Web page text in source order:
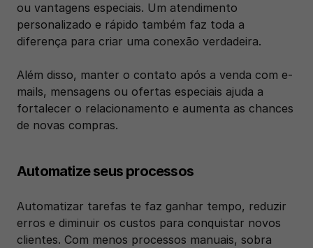
ou vantagens especiais. Um atendimento
personalizado e rápido também faz toda a
diferença para criar uma conexão verdadeira.
Além disso, manter o contato após a venda com e-
mails, mensagens ou ofertas especiais ajuda a
fortalecer o relacionamento e aumenta as chances
de novas compras.
Automatize seus processos
Automatizar tarefas te faz ganhar tempo, reduzir
erros e diminuir os custos para conquistar novos
clientes. Com menos processos manuais, sobra